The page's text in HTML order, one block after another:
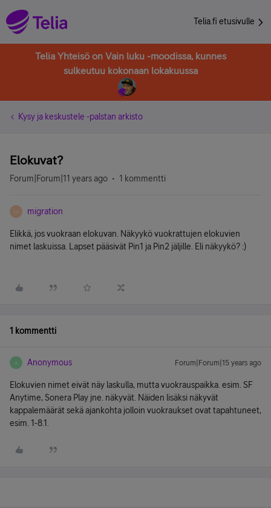
Telia.fi etusivulle
Telia Yhteisö on Vain luku -moodissa, kunnes
sulkeutuu kokonaan lokakuussa
Kysy ja keskustele -palstan arkisto
Elokuvat?
Forum|Forum|11 years ago 1 kommentti
M migration
Elikkä, jos vuokraan elokuvan. Näkyykö vuokrattujen elokuvien
nimet laskuissa. Lapset pääsivät Pin1 ja Pin2 jäljille. Eli näkyykö? :)
1 kommentti
A Anonymous Forum|Forum|15 years ago
Elokuvien nimet eivät näy laskulla, mutta vuokrauspaikka. esim. SF
Anytime, Sonera Play jne. näkyvät. Näiden lisäksi näkyvät
kappalemäärät sekä ajankohta jolloin vuokraukset ovat tapahtuneet,
esim. 1-8.1.